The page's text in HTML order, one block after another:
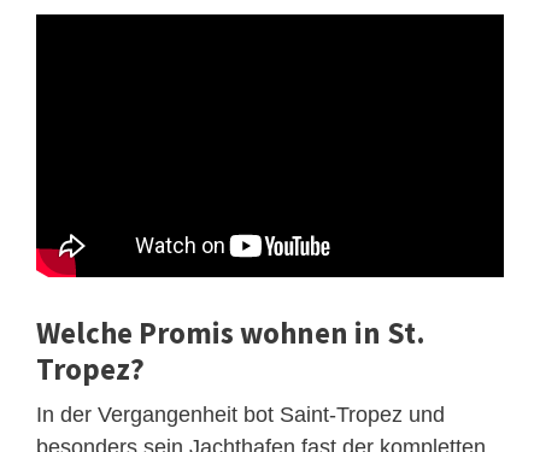
Welche Promis wohnen in St.
Tropez?
In der Vergangenheit bot Saint-Tropez und
besonders sein Jachthafen fast der kompletten